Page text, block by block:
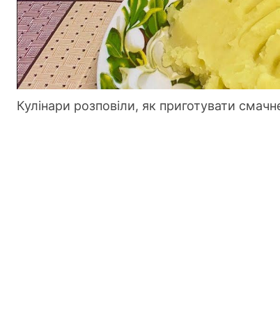
Кулінари розповіли, як приготувати